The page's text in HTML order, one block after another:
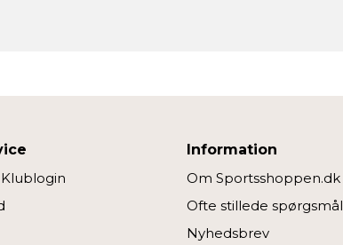
Information
Om Sportsshoppen.dk
Ofte stillede spørgsmål
Nyhedsbrev